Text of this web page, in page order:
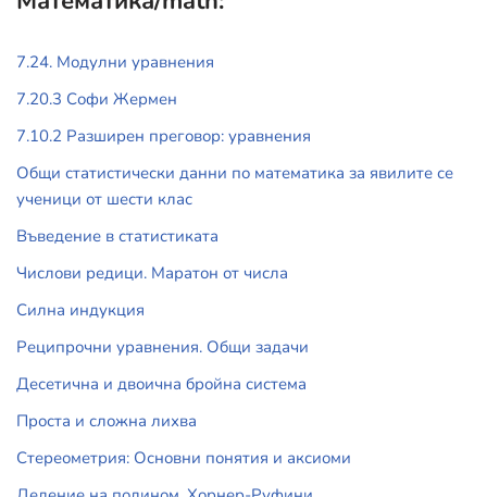
7.24. Модулни уравнения
7.20.3 Софи Жермен
7.10.2 Разширен преговор: уравнения
Общи статистически данни по математика за явилите се
ученици от шести клас
Въведение в статистиката
Числови редици. Маратон от числа
Силна индукция
Реципрочни уравнения. Общи задачи
Десетична и двоична бройна система
Проста и сложна лихва
Стереометрия: Основни понятия и аксиоми